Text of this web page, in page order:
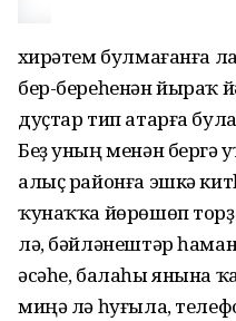
Әхирәтем булмағанға
бер-береһенән йыраҡ
дуҫтар тип атарға
Беҙ уның менән бергә
алыҫ районға эшкә
ҡунаҡҡа йөрөшөп
лә, бәйләнештәр
әсәһе, балаһы янына
миңә лә һуғыла,